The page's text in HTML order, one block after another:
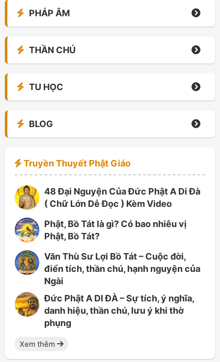
PHÁP ÂM
THẦN CHÚ
TU HỌC
BLOG
Truyền Thuyết Phật Giáo
48 Đại Nguyện Của Đức Phật A Di Đà
( Chữ Lớn Dễ Đọc ) Kèm Video
Phật, Bồ Tát là gì? Có bao nhiêu vị
Phật, Bồ Tát?
Văn Thù Sư Lợi Bồ Tát – Cuộc đời,
điển tích, thần chú, hạnh nguyện của
Ngài
Đức Phật A DI ĐÀ – Sự tích, ý nghĩa,
danh hiệu, thần chú, lưu ý khi thờ
phụng
Xem thêm